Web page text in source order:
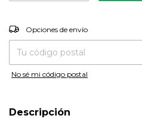
Entregas para el CP:
Opciones de envío
No sé mi código postal
Descripción